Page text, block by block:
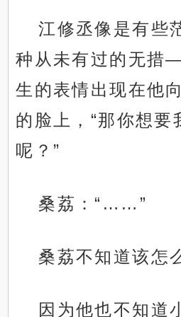
江修丞像是有些
种从未有过的无措
生的表情出现在他
的脸上，“那你想要
呢？”
桑荔：“……”
桑荔不知道该怎
因为他也不知道